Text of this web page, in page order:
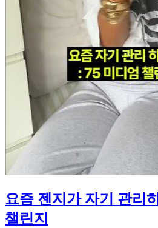
요즘 젠지가 자기 관리
챌린지